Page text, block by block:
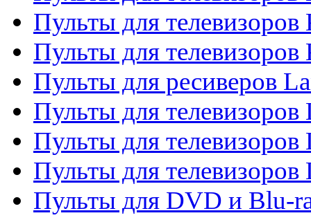
Пульты для
Пульты для
Пульты для ресиверов
Пульты для телевизоров
Пульты для телевизоров
Пульты для телевизоров
Пульты для DVD и Blu-